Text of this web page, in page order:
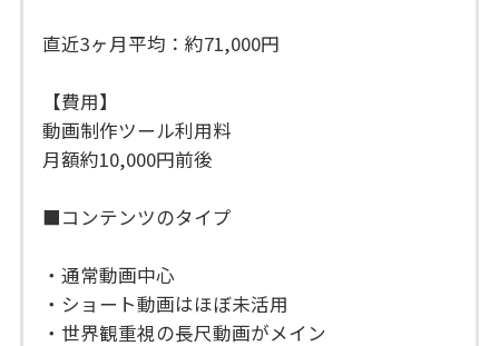
直近3ヶ月平均：約71,000円
【費用】
動画制作ツール利用料
月額約10,000円前後
■コンテンツのタイプ
・通常動画中心
・ショート動画はほぼ未活用
・世界観重視の長尺動画がメイン